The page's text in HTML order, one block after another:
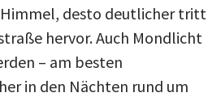
desto deutlicher tritt
hervor. Auch Mondlicht
– am besten
in den Nächten rund um